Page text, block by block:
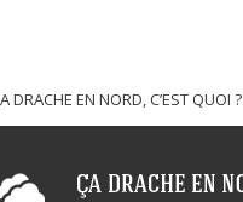
DRACHE EN NORD, C’EST QUOI ?